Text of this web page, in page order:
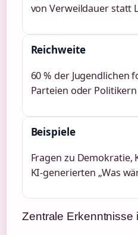
von Verweildauer statt
Reichweite
60 % der Jugendlichen
Parteien oder
Beispiele
Fragen zu Demokratie,
KI-generierten „Was
Zentrale Erkenntnisse